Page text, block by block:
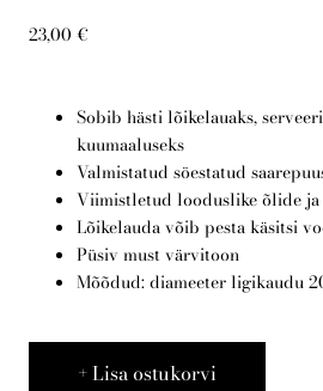
Kinkepakid
Meist
23,00 €
Sobib hästi lõikelauaks,
kuumaaluseks
Valmistatud söestatud
Viimistletud looduslike õlide ja
Lõikelauda võib pesta käsitsi
Püsiv must värvitoon
Mõõdud: diameeter ligikaudu
Lisa ostukorvi